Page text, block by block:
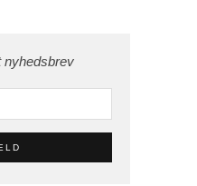
nyhedsbrev